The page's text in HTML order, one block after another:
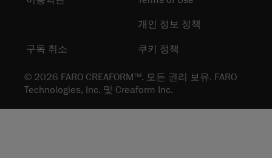
© 2026 FARO CREAFORM™. 모든 권리 보유. FARO
Technologies, Inc. 및 Creaform Inc.
개인 정보 정책
구독 취소 쿠키 정책